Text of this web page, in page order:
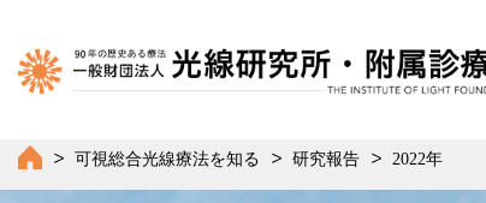
可視総合光線療法を知る 研究報告 2022年